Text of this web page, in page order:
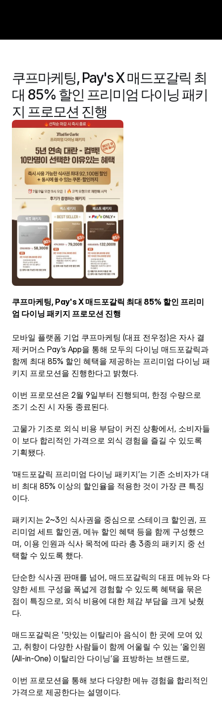
회사소개
경쟁력
비즈니스
포트폴리오
인재채용
제휴문의
뉴스룸
ENG
ENG
쿠프마케팅, Pay's X 매드포갈릭 최
대 85% 할인 프리미엄 다이닝 패키
지 프로모션 진행
쿠프마케팅, Pay's X 매드포갈릭 최대 85% 할인 프리미
엄 다이닝 패키지 프로모션 진행
모바일 플랫폼 기업 쿠프마케팅 (대표 전우정)은 자사 결
제·커머스 Pay’s App을 통해 모두의 다이닝 매드포갈릭과
함께 최대 85% 할인 혜택을 제공하는 프리미엄 다이닝 패
키지 프로모션을 진행한다고 밝혔다.
이번 프로모션은 2월 9일부터 진행되며, 한정 수량으로
조기 소진 시 자동 종료된다.
고물가 기조로 외식 비용 부담이 커진 상황에서, 소비자들
이 보다 합리적인 가격으로 외식 경험을 즐길 수 있도록
기획됐다.
‘매드포갈릭 프리미엄 다이닝 패키지’는 기존 소비자가 대
비 최대 85% 이상의 할인율을 적용한 것이 가장 큰 특징
이다.
패키지는 2~3인 식사권을 중심으로 스테이크 할인권, 프
리미엄 세트 할인권, 메뉴 할인 혜택 등을 함께 구성했으
며, 이용 인원과 식사 목적에 따라 총 3종의 패키지 중 선
택할 수 있도록 했다.
단순한 식사권 판매를 넘어, 매드포갈릭의 대표 메뉴와 다
양한 세트 구성을 폭넓게 경험할 수 있도록 혜택을 묶은
점이 특징으로, 외식 비용에 대한 체감 부담을 크게 낮췄
다.
매드포갈릭은 '맛있는 이탈리아 음식이 한 곳에 모여 있
고, 취향이 다양한 사람들이 함께 어울릴 수 있는 ‘올인원
(All-in-One) 이탈리안 다이닝’을 표방하는 브랜드로,
이번 프로모션을 통해 보다 다양한 메뉴 경험을 합리적인
가격으로 제공한다는 설명이다.